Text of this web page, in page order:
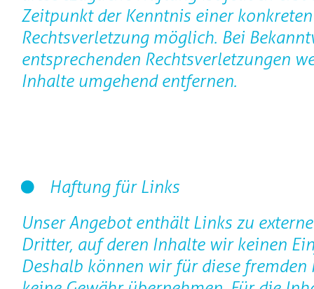
Zeitpunkt der Kenntnis einer konkreten
Rechtsverletzung möglich. Bei
entsprechenden Rechtsverletzungen
Inhalte umgehend entfernen.
Haftung für Links
Unser Angebot enthält Links zu
Dritter, auf deren Inhalte wir keinen
Deshalb können wir für diese fremden